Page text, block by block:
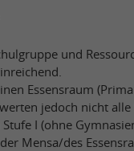
und
Essensraum
jedoch nicht alle
I (ohne
Mensa/des